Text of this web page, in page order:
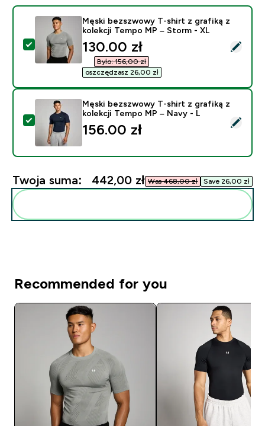
Wybierz ten produkt - Męski bezszwowy T-shirt z
Męski bezszwowy T-shirt z grafiką z
kolekcji Tempo MP – Storm - XL
discounted price
130.00 zł‎
Było: 156,00 zł‎
oszczędzasz 26,00 zł‎
Wybierz ten produkt - Męski bezszwowy T-shirt z
Męski bezszwowy T-shirt z grafiką z
kolekcji Tempo MP – Navy - L
156.00 zł‎
Twoja suma: 442,00 zł‎ Was 468,00 zł‎ Save 26,00 zł‎
Recommended for you